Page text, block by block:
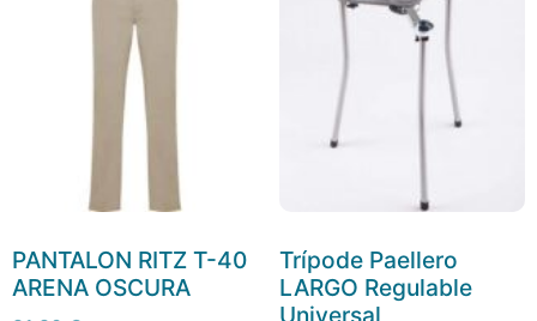
PANTALON RITZ T-40
ARENA OSCURA
Trípode Paellero
LARGO Regulable
Universal